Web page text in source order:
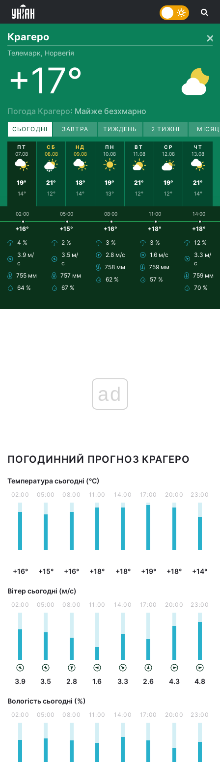
Крагеро
Телемарк, Норвегія
+17°
Погода Крагеро: Майже безхмарно
СЬОГОДНІ ЗАВТРА ТИЖДЕНЬ 2 ТИЖНІ
ПТ
07.08
19°
14°
СБ
08.08
21°
12°
НД
09.08
18°
14°
ПН
10.08
19°
13°
ВТ
11.08
21°
12°
СР
12.08
19°
12°
ЧТ
13.08
21°
14°
02:00
+16°
4 %
3.9 м/
с
755 мм
64 %
05:00
+15°
2 %
3.5 м/
с
757 мм
67 %
08:00
+16°
3 %
2.8 м/с
758 мм
62 %
11:00
+18°
3 %
1.6 м/с
759 мм
57 %
14:00
+18°
12 %
3.3 м/
с
759 мм
70 %
ad
ПОГОДИННИЙ ПРОГНОЗ КРАГЕРО
Температура сьогодні (°С)
02:00
+16°
05:00
+15°
08:00
+16°
11:00
+18°
14:00
+18°
17:00
+19°
20:00
+18°
23:00
+14°
Вітер сьогодні (м/с)
02:00
3.9
05:00
3.5
08:00
2.8
11:00
1.6
14:00
3.3
17:00
2.6
20:00
4.3
23:00
4.8
Вологість сьогодні (%)
02:00 05:00 08:00 11:00 14:00 17:00 20:00 23:00